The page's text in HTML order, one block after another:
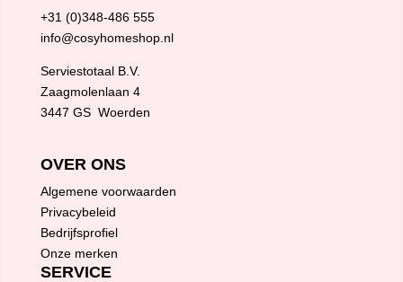
+31 (0)348-486 555
info@cosyhomeshop.nl
Serviestotaal B.V.
Zaagmolenlaan 4
3447 GS Woerden
OVER ONS
Algemene voorwaarden
Privacybeleid
Bedrijfsprofiel
Onze merken
SERVICE